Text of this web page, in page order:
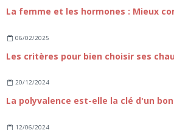
06/02/2025
20/12/2024
La polyvalence est-elle la clé d'un
12/06/2024